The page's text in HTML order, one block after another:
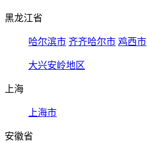
黑龙江省
哈尔滨市 齐齐哈尔市 鸡西市
大兴安岭地区
上海
上海市
安徽省